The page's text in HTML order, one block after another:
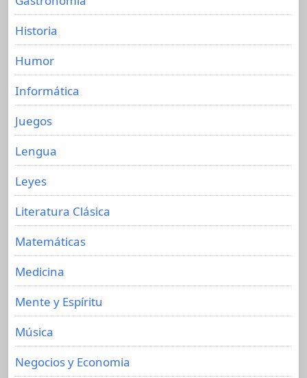
Historia
Humor
Informática
Juegos
Lengua
Leyes
Literatura Clásica
Matemáticas
Medicina
Mente y Espíritu
Música
Negocios y Economia